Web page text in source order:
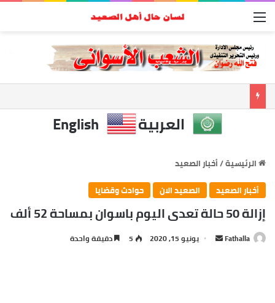
القائمة
العربية English
الرئيسية/أخبار الصعيد
أخبار الصعيد
الصعيد الان حوادث وقضايا
إزالة 50 حالة تعدى اليوم باسوان بمساحة 52 ألف
Fathalla
أرسل يونيو 15, 2020 5 دقيقة واحدة